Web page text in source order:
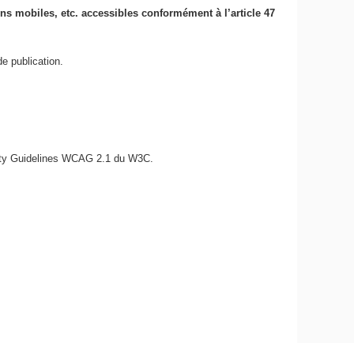
mobiles, etc. accessibles conformément à l’article 47
publication.
Guidelines WCAG 2.1 du W3C.